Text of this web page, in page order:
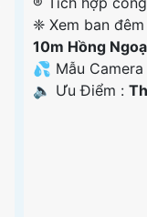
❈ Xem ban đêm
10m Hồng
💦 Mẫu
️🔈 Ưu Điểm :